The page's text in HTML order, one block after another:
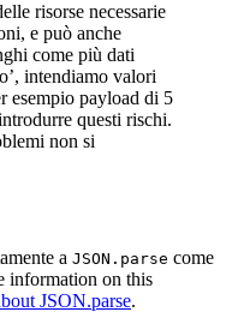
risorse necessarie
e può anche
come più dati
intendiamo valori
esempio payload di 5
questi rischi.
non si
a JSON.parse come
information on this
JSON.parse.